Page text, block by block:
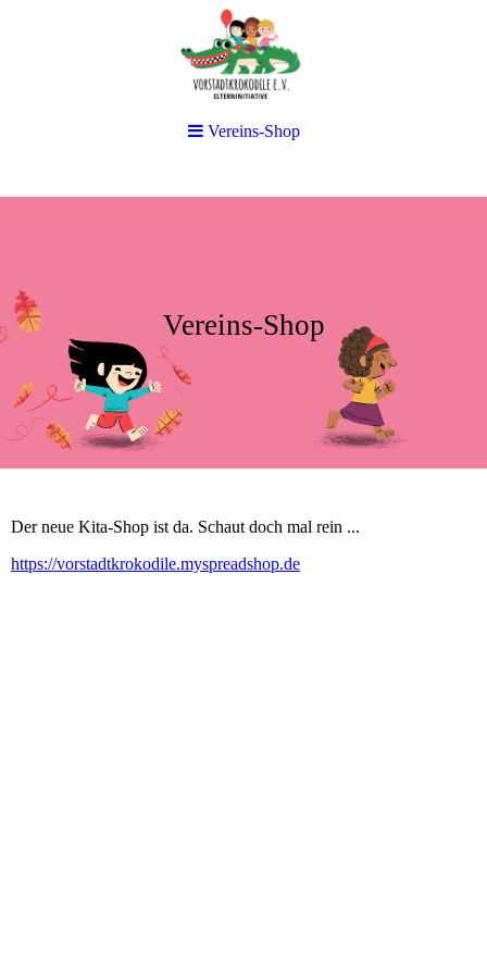
Vereins-Shop
Der neue Kita-Shop ist da. Schaut doch mal rein ...
https://vorstadtkrokodile.myspreadshop.de
Vereins-Shop